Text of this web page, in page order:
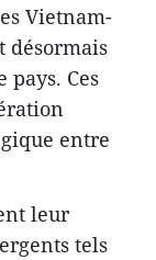
Vietnam-
désormais
pays. Ces
entre
leur
tels